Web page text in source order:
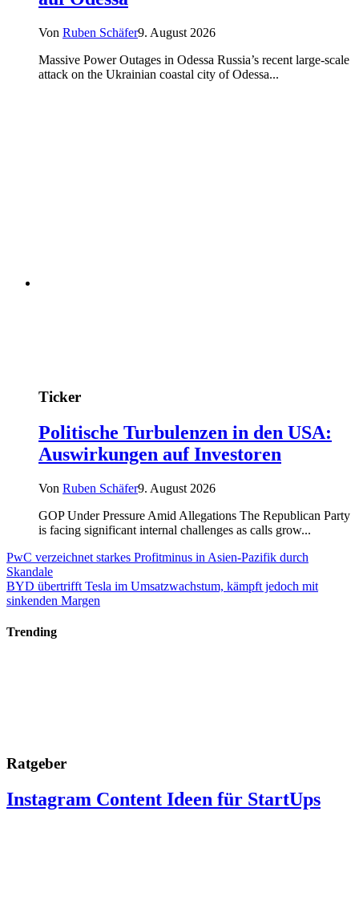
Von Ruben Schäfer9. August 2026
Massive Power Outages in Odessa Russia’s recent large-scale
attack on the Ukrainian coastal city of Odessa...
Ticker
Politische Turbulenzen in den USA:
Auswirkungen auf Investoren
Von Ruben Schäfer9. August 2026
GOP Under Pressure Amid Allegations The Republican Party
is facing significant internal challenges as calls grow...
PwC verzeichnet starkes Profitminus in Asien-Pazifik durch
Skandale
BYD übertrifft Tesla im Umsatzwachstum, kämpft jedoch mit
sinkenden Margen
Trending
Ratgeber
Instagram Content Ideen für StartUps